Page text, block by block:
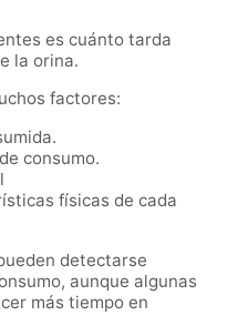
es cuánto tarda
la orina.
factores:
consumo.
físicas de cada
detectarse
aunque algunas
más tiempo en